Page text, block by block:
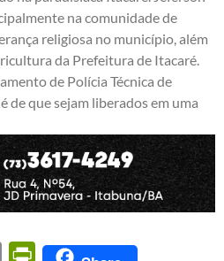
na comunidade de
religiosa no município, além
da Prefeitura de Itacaré.
de Polícia Técnica de
de que sejam liberados em uma
Email PrintFriendly